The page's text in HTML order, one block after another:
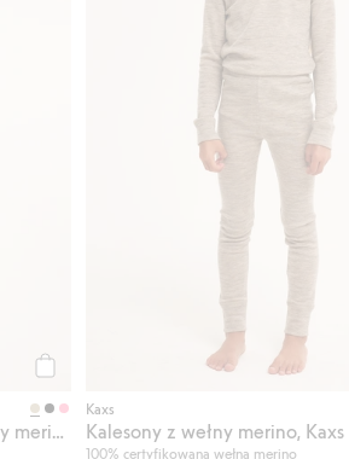
Koszulka z długimi rękawami, z wełny merino, Kaxs
Kaxs
Kalesony z wełny merino, Kaxs
100% certyfikowana wełna merino